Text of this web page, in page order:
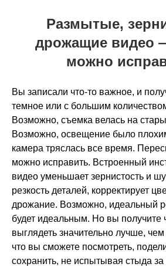
Размытые,
дрожащие видео
можно
Вы записали что-то важное, и
темное или с большим
Возможно, съемка велась на
Возможно, освещение было
камера тряслась все время.
можно исправить. Встроенный
видео уменьшает зернистость и
резкость деталей, корректирует
дрожание. Возможно, идеальный
будет идеальным. Но вы получите
выглядеть значительно лучше,
что вы сможете посмотреть,
сохранить, не испытывая стыда за